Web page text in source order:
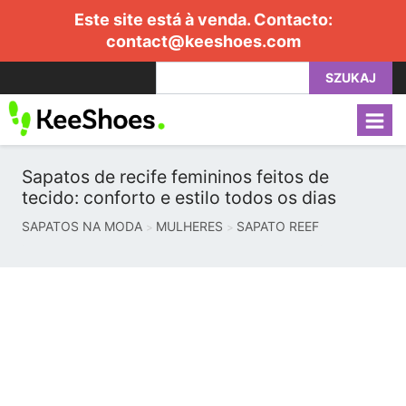
Este site está à venda. Contacto:
contact@keeshoes.com
SZUKAJ
Sapatos de recife femininos feitos de
tecido: conforto e estilo todos os dias
SAPATOS NA MODA MULHERES SAPATO REEF